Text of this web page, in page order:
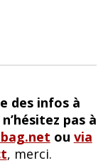
des infos à
pas à
ou via
, merci.